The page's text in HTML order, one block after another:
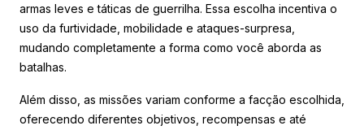
armas leves e táticas de guerrilha. Essa escolha incentiva o
uso da furtividade, mobilidade e ataques-surpresa,
mudando completamente a forma como você aborda as
batalhas.
Além disso, as missões variam conforme a facção escolhida,
oferecendo diferentes objetivos, recompensas e até